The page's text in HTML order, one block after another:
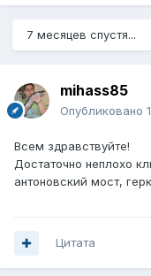
7 месяцев спустя...
mihass85
Опубликовано
Всем здравствуйте!
Достаточно неплохо
антоновский мост,
Цитата